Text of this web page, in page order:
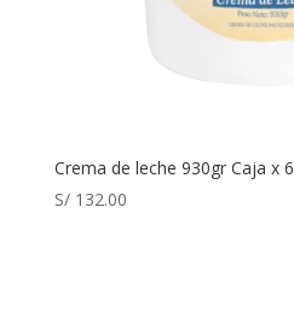
Crema de leche 930gr Caja x 6
S/132.00